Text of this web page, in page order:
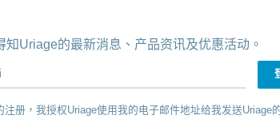
知Uriage的最新消息、产品资讯及优惠活动。
注册，我授权Uriage使用我的电子邮件地址给我发送Uriage